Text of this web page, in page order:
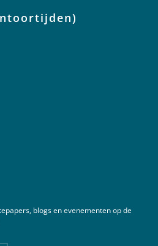
blogs en evenementen op de